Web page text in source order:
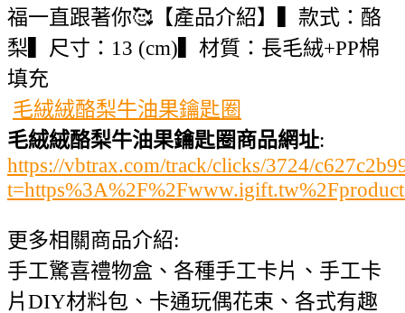
福一直跟著你🥰【產品介紹】▍款式：酪
梨▍尺寸：13 (cm)▍材質：長毛絨+PP棉
填充
毛絨絨酪梨牛油果鑰匙圈
毛絨絨酪梨牛油果鑰匙圈商品網址:
https://vbtrax.com/track/clicks/3724/
更多相關商品介紹:
手工驚喜禮物盒、各種手工卡片、手工卡
片DIY材料包、卡通玩偶花束、各式有趣